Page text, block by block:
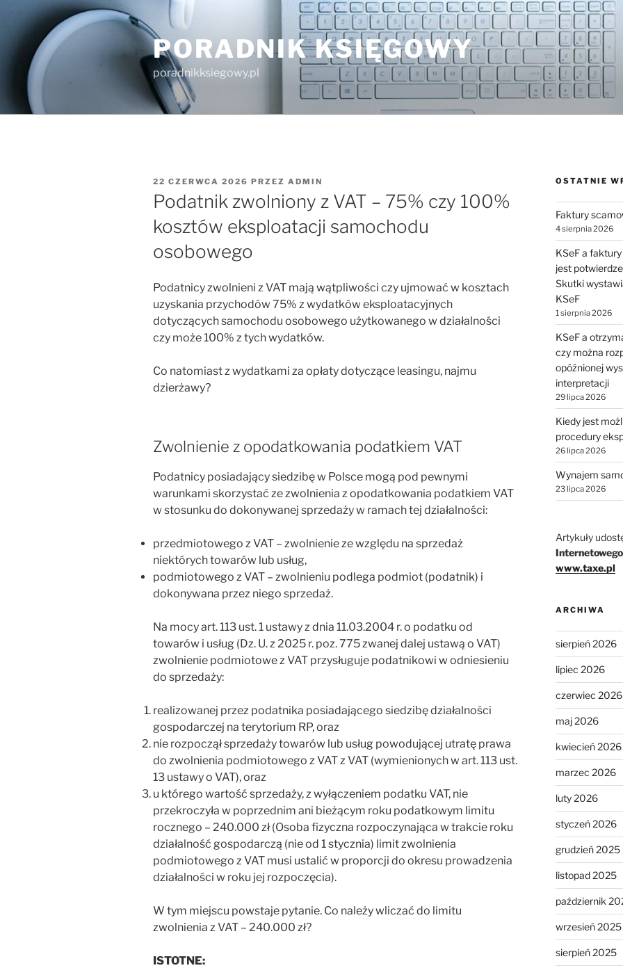
Przejdź
treści
PORADNIK KSIĘGOWY
poradnikksiegowy.pl
OPUBLIKOWANE
W
22 CZERWCA 2026 PRZEZ ADMIN
Podatnik zwolniony z VAT – 75% czy 100%
kosztów eksploatacji samochodu
osobowego
Podatnicy zwolnieni z VAT mają wątpliwości czy ujmować w kosztach
uzyskania przychodów 75% z wydatków eksploatacyjnych
dotyczących samochodu osobowego użytkowanego w działalności
czy może 100% z tych wydatków.
Co natomiast z wydatkami za opłaty dotyczące leasingu, najmu
dzierżawy?
Zwolnienie z opodatkowania podatkiem VAT
Podatnicy posiadający siedzibę w Polsce mogą pod pewnymi
warunkami skorzystać ze zwolnienia z opodatkowania podatkiem VAT
w stosunku do dokonywanej sprzedaży w ramach tej działalności:
przedmiotowego z VAT – zwolnienie ze względu na sprzedaż
niektórych towarów lub usług,
podmiotowego z VAT – zwolnieniu podlega podmiot (podatnik) i
dokonywana przez niego sprzedaż.
Na mocy art. 113 ust. 1 ustawy z dnia 11.03.2004 r. o podatku od
towarów i usług (Dz. U. z 2025 r. poz. 775 zwanej dalej ustawą o VAT)
zwolnienie podmiotowe z VAT przysługuje podatnikowi w odniesieniu
do sprzedaży:
realizowanej przez podatnika posiadającego siedzibę działalności
gospodarczej na terytorium RP, oraz
nie rozpoczął sprzedaży towarów lub usług powodującej utratę prawa
do zwolnienia podmiotowego z VAT z VAT (wymienionych w art. 113 ust.
13 ustawy o VAT), oraz
u którego wartość sprzedaży, z wyłączeniem podatku VAT, nie
przekroczyła w poprzednim ani bieżącym roku podatkowym limitu
rocznego – 240.000 zł (Osoba fizyczna rozpoczynająca w trakcie roku
działalność gospodarczą (nie od 1 stycznia) limit zwolnienia
podmiotowego z VAT musi ustalić w proporcji do okresu prowadzenia
działalności w roku jej rozpoczęcia).
W tym miejscu powstaje pytanie. Co należy wliczać do limitu
zwolnienia z VAT – 240.000 zł?
ISTOTNE:
OSTATNIE
Faktury
4 sierpnia 2026
KSeF a
jest
Skutki
KSeF
1 sierpnia 2026
KSeF a
czy można
opóźnionej
interpretacji
29 lipca 2026
Kiedy jest
procedury
26 lipca 2026
Wynajem
23 lipca 2026
Artykuły
www.taxe.pl
ARCHIWA
sierpień 2026
lipiec 2026
czerwiec 2026
maj 2026
kwiecień 2026
marzec 2026
luty 2026
styczeń 2026
grudzień 2025
listopad 2025
październik
wrzesień 2025
sierpień 2025